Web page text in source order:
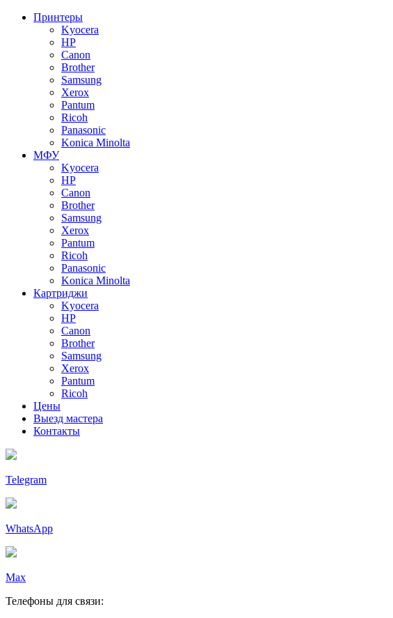
Принтеры
Kyocera
HP
Canon
Brother
Samsung
Xerox
Pantum
Ricoh
Panasonic
Konica Minolta
МФУ
Kyocera
HP
Canon
Brother
Samsung
Xerox
Pantum
Ricoh
Panasonic
Konica Minolta
Картриджи
Kyocera
HP
Canon
Brother
Samsung
Xerox
Pantum
Ricoh
Цены
Выезд мастера
Контакты
Telegram
WhatsApp
Max
Телефоны для связи: